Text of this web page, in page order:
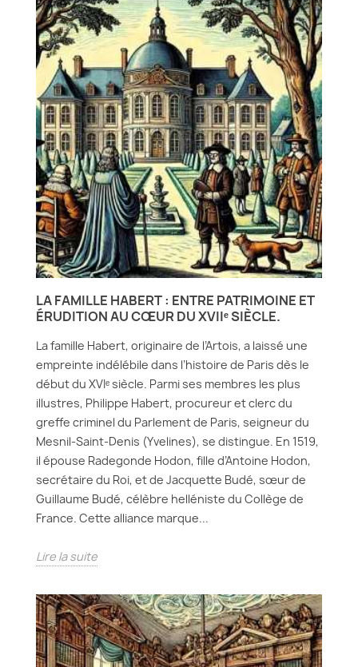
LA FAMILLE HABERT : ENTRE PATRIMOINE ET
ÉRUDITION AU CŒUR DU XVIIᵉ SIÈCLE.
La famille Habert, originaire de l’Artois, a laissé une
empreinte indélébile dans l’histoire de Paris dès le
début du XVIᵉ siècle. Parmi ses membres les plus
illustres, Philippe Habert, procureur et clerc du
greffe criminel du Parlement de Paris, seigneur du
Mesnil-Saint-Denis (Yvelines), se distingue. En 1519,
il épouse Radegonde Hodon, fille d’Antoine Hodon,
secrétaire du Roi, et de Jacquette Budé, sœur de
Guillaume Budé, célèbre helléniste du Collège de
France. Cette alliance marque...
Lire la suite